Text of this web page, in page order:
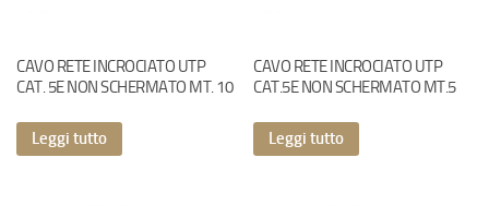
CAVO RETE INCROCIATO UTP
CAT. 5E NON SCHERMATO MT. 10
Leggi tutto
CAVO RETE INCROCIATO UTP
CAT.5E NON SCHERMATO MT.5
Leggi tutto